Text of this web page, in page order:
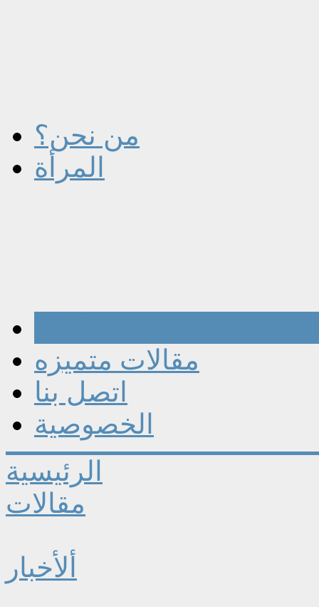
من نحن؟
المرأة
مقالات متميزه
اتصل بنا
الخصوصية
الرئيسية
مقالات
ألأخبار